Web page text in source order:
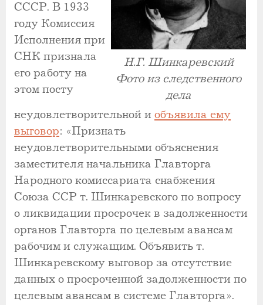
Н.Г. Шинкаревский
Фото из следственного
дела
СССР. В 1933
году Комиссия
Исполнения при
СНК признала
его работу на
этом посту
неудовлетворительной и объявила ему
выговор: «Признать
неудовлетворительными объяснения
заместителя начальника Главторга
Народного комиссариата снабжения
Союза ССР т. Шинкаревского по вопросу
о ликвидации просрочек в задолженности
органов Главторга по целевым авансам
рабочим и служащим. Объявить т.
Шинкаревскому выговор за отсутствие
данных о просроченной задолженности по
целевым авансам в системе Главторга».